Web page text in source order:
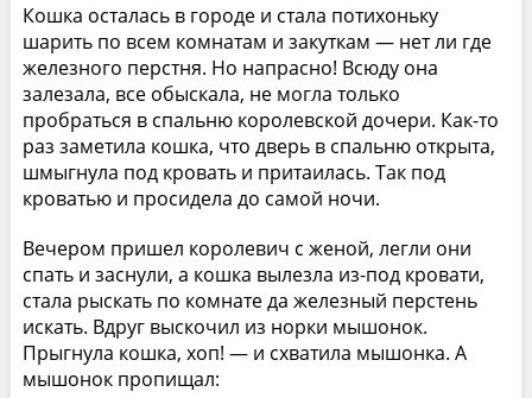
Кошка осталась в городе и стала потихоньку
шарить по всем комнатам и закуткам — нет ли где
железного перстня. Но напрасно! Всюду она
залезала, все обыскала, не могла только
пробраться в спальню королевской дочери. Как-то
раз заметила кошка, что дверь в спальню открыта,
шмыгнула под кровать и притаилась. Так под
кроватью и просидела до самой ночи.
Вечером пришел королевич с женой, легли они
спать и заснули, а кошка вылезла из-под кровати,
стала рыскать по комнате да железный перстень
искать. Вдруг выскочил из норки мышонок.
Прыгнула кошка, хоп! — и схватила мышонка. А
мышонок пропищал: